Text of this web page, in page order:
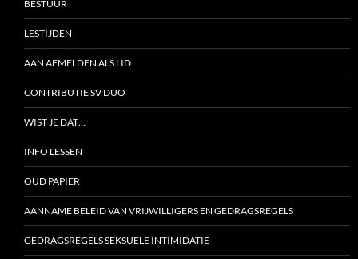
BESTUUR
LESTIJDEN
AAN AFMELDEN ALS LID
CONTRIBUTIE SV DUO
WIST JE DAT…
INFO LESSEN
OUD PAPIER
AANNAME BELEID VAN VRIJWILLIGERS EN GEDRAGSREGELS
GEDRAGSREGELS SEKSUELE INTIMIDATIE